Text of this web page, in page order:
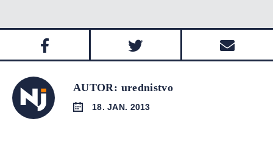
AUTOR: urednistvo
18. JAN. 2013